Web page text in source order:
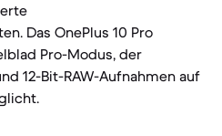
Das OnePlus 10 Pro
Pro-Modus, der
12-Bit-RAW-Aufnahmen auf